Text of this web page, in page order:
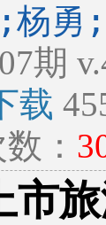
杨勇;
期
载
：
市